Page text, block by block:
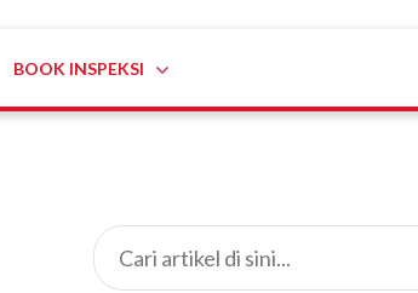
BOOK INSPEKSI